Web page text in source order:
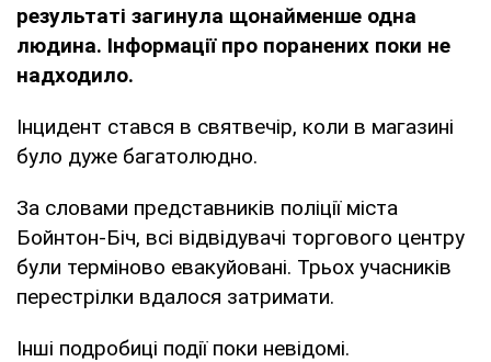
результаті загинула щонайменше одна
людина. Інформації про поранених поки не
надходило.
Інцидент стався в святвечір, коли в магазині
було дуже багатолюдно.
За словами представників поліції міста
Бойнтон-Біч, всі відвідувачі торгового центру
були терміново евакуйовані. Трьох учасників
перестрілки вдалося затримати.
Інші подробиці події поки невідомі.